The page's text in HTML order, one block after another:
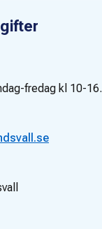
fredag kl 10-16.